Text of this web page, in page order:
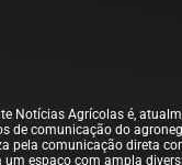
Notícias Agrícolas é,
de comunicação do
pela comunicação direta
um espaço com ampla